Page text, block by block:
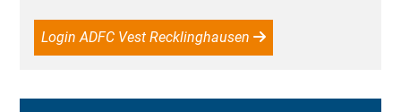
Login ADFC Vest Recklinghausen